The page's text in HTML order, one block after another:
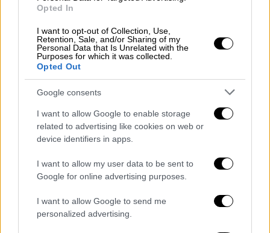
Opted In
I want to opt-out of Collection, Use,
Retention, Sale, and/or Sharing of my
Personal Data that Is Unrelated with the
Purposes for which it was collected.
Opted Out
Google consents
I want to allow Google to enable storage
related to advertising like cookies on web or
device identifiers in apps.
I want to allow my user data to be sent to
Google for online advertising purposes.
I want to allow Google to send me
personalized advertising.
(280,50 εκατομμύρια δολάρια) σε δάνεια
και επιδοτήσεις σε επιχειρήσεις και
λαμβάνει μέτρα στήριξης σε νοικοκυριά
στους λογαριασμούς ρεύματος.
Η Ιταλία ενέκρινε τον Σεπτέμβριο ένα
πακέτο ύψους περίπου 14 δισ. ευρώ.
Η Ισπανία μείωσε από τον Οκτώβριο τον
ΦΠΑ στο φυσικό αέριο.
Η Κροατία έχει θέσει ανώτατο όριο στις
τιμές ηλεκτρικής ενέργειας μέχρι τον
Μάρτιο.
εγγυήσεις ρευστότητας σε εταιρείες
ηλεκτρικής ενέργειας.